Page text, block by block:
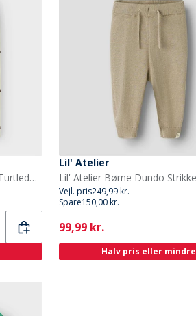
Lil' Atelier Børne Gavo Bukser Turtledove
Lil' Atelier
Vejl. pris249,99 kr.
Spare150,00 kr.
Current
99,99 kr.
Halv pris eller mindre